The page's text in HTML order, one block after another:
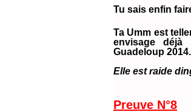
Tu sais enfin
Ta Umm est
envisage
Guadeloup 2014.
Elle est raide
Preuve N°8